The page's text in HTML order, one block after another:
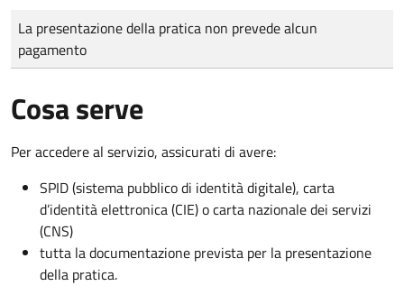
Tipo di pagamento
Importo
La presentazione della pratica non prevede alcun
pagamento
Cosa serve
Per accedere al servizio, assicurati di avere:
SPID (sistema pubblico di identità digitale), carta
d’identità elettronica (CIE) o carta nazionale dei servizi
(CNS)
tutta la documentazione prevista per la presentazione
della pratica.